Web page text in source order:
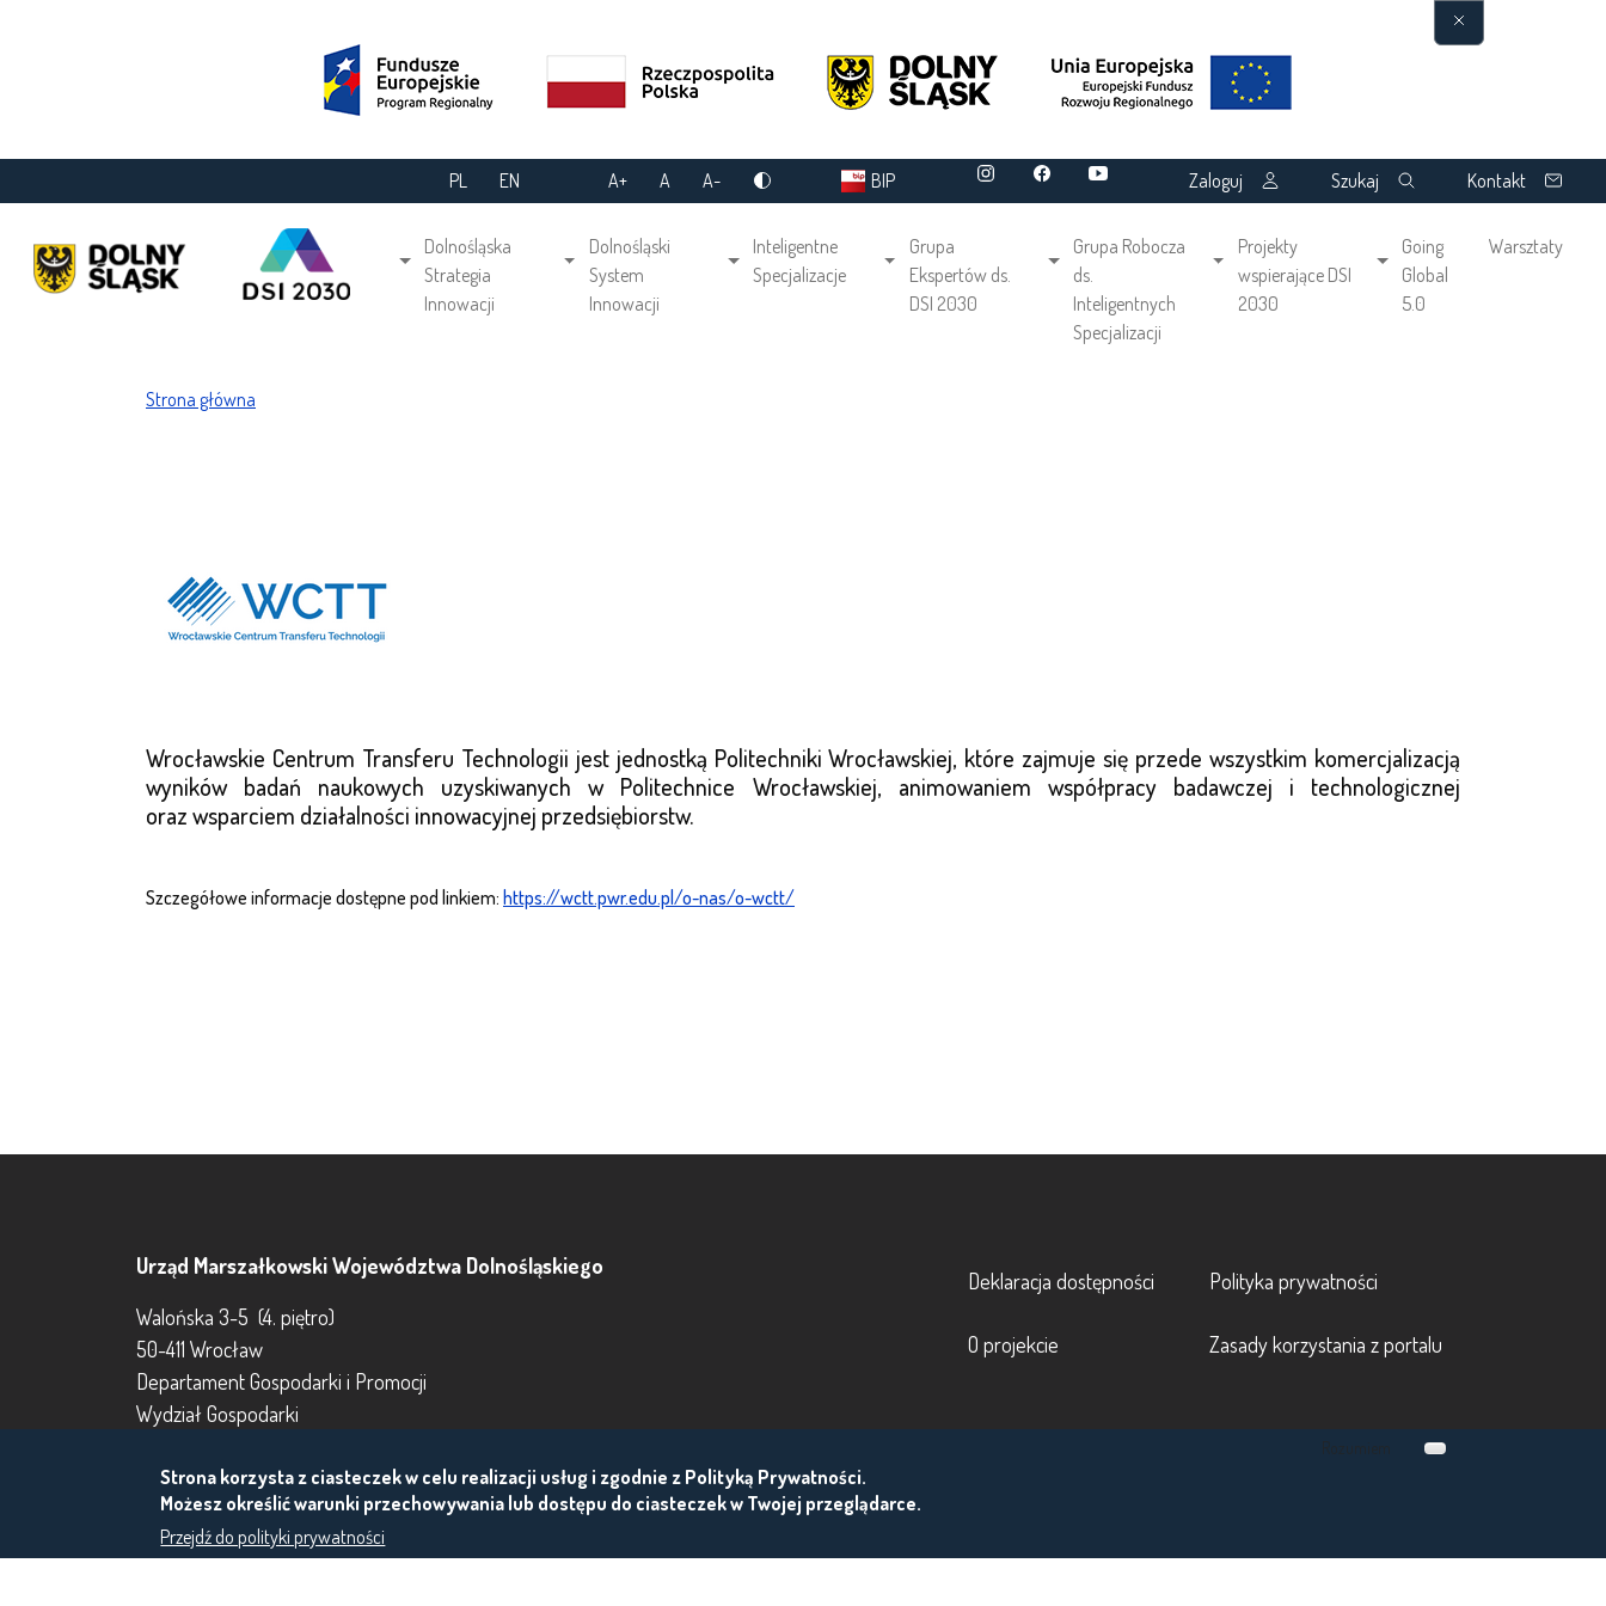
PL EN A+ A A- BIP Zaloguj Szukaj Kontakt
Main navigation
Dolnośląska
Strategia
Innowacji
Dolnośląski
System
Innowacji
Inteligentne
Specjalizacje
Grupa
Ekspertów ds.
DSI 2030
Grupa Robocza
ds.
Inteligentnych
Specjalizacji
Projekty
wspierające DSI
2030
Going
Global
5.0
Warsztaty
Ścieżka nawigacyjna
Strona główna
Wrocławskie Centrum Transferu Technologii jest jednostką Politechniki Wrocławskiej, które zajmuje się przede wszystkim komercjalizacją
wyników badań naukowych uzyskiwanych w Politechnice Wrocławskiej, animowaniem współpracy badawczej i technologicznej
orazwsparciem działalności innowacyjnej przedsiębiorstw.
Szczegółowe informacje dostępne pod linkiem: https://wctt.pwr.edu.pl/o-nas/o-wctt/
Urząd Marszałkowski Województwa Dolnośląskiego
Walońska 3-5 (4. piętro)
50-411 Wrocław
Departament Gospodarki i Promocji
Wydział Gospodarki
e-mail:innowacje@dolnyslask.pl
Godziny pracy Urzędu: poniedziałek – piątek: 7:30 – 15:30
Footer
Deklaracja dostępności
O projekcie
Footer 2
Polityka prywatności
Zasady korzystania z portalu
Strona korzysta z ciasteczek w celu realizacji usług i zgodnie z Polityką Prywatności.
Możesz określić warunki przechowywania lub dostępu do ciasteczek w Twojej przeglądarce.
Przejdź do polityki prywatności